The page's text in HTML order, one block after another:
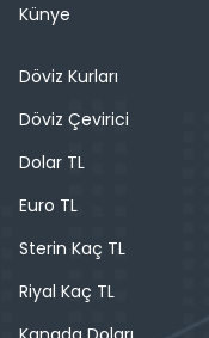
Künye
Döviz Kurları
Döviz Çevirici
Dolar TL
Euro TL
Sterin Kaç TL
Riyal Kaç TL